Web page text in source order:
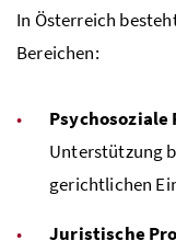
In Österreich
Bereichen:
Unterstützung
gerichtlichen
Juristische